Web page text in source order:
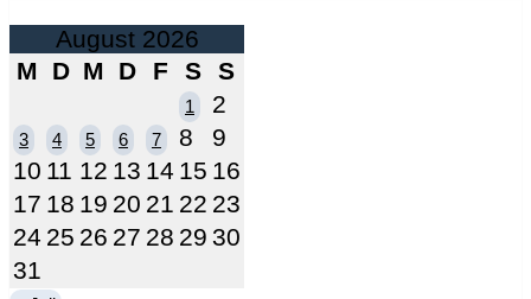
August 2026
M
D M D F S S
1 2
3 4 5 6 7 8
9
10 11 12 13 14 15 16
17 18 19 20 21 22 23
24 25 26 27 28 29 30
31